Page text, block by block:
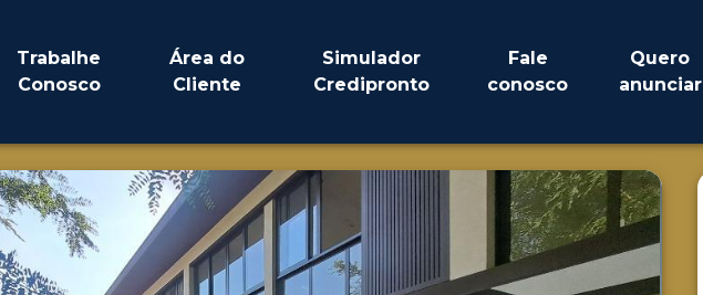
Trabalhe
Conosco
Área do
Cliente
Simulador
Credipronto
Fale
conosco
Quero
anunciar